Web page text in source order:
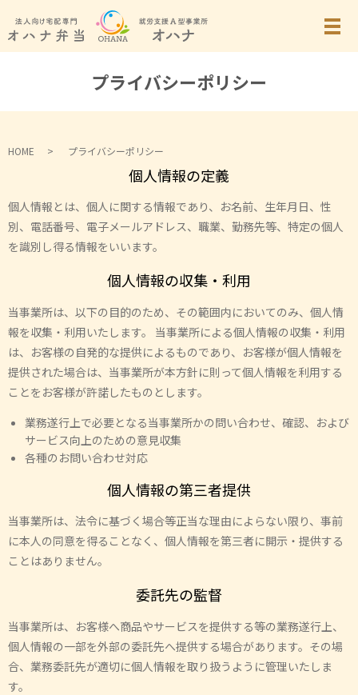
プライバシーポリシー
HOME プライバシーポリシー
個人情報の定義
個人情報とは、個人に関する情報であり、お名前、生年月日、性
別、電話番号、電子メールアドレス、職業、勤務先等、特定の個人
を識別し得る情報をいいます。
個人情報の収集・利用
当事業所は、以下の目的のため、その範囲内においてのみ、個人情
報を収集・利用いたします。 当事業所による個人情報の収集・利用
は、お客様の自発的な提供によるものであり、お客様が個人情報を
提供された場合は、当事業所が本方針に則って個人情報を利用する
ことをお客様が許諾したものとします。
業務遂行上で必要となる当事業所かの問い合わせ、確認、および
サービス向上のための意見収集
各種のお問い合わせ対応
個人情報の第三者提供
当事業所は、法令に基づく場合等正当な理由によらない限り、事前
に本人の同意を得ることなく、個人情報を第三者に開示・提供する
ことはありません。
委託先の監督
当事業所は、お客様へ商品やサービスを提供する等の業務遂行上、
個人情報の一部を外部の委託先へ提供する場合があります。その場
合、業務委託先が適切に個人情報を取り扱うように管理いたしま
す。